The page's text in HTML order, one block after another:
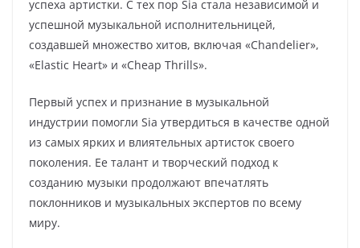
успеха артистки. С тех пор Sia стала независимой и
успешной музыкальной исполнительницей,
создавшей множество хитов, включая «Chandelier»,
«Elastic Heart» и «Cheap Thrills».
Первый успех и признание в музыкальной
индустрии помогли Sia утвердиться в качестве одной
из самых ярких и влиятельных артисток своего
поколения. Ее талант и творческий подход к
созданию музыки продолжают впечатлять
поклонников и музыкальных экспертов по всему
миру.